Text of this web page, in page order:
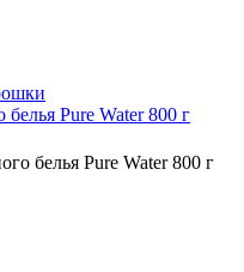
Pure Water 800 г